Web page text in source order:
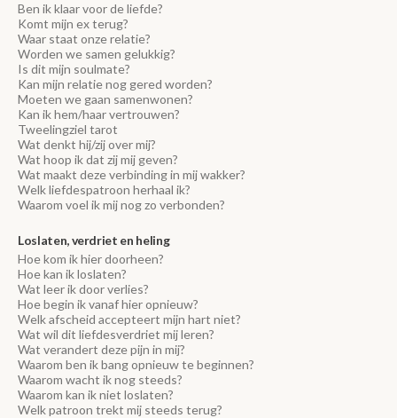
Ben ik klaar voor de liefde?
Komt mijn ex terug?
Waar staat onze relatie?
Worden we samen gelukkig?
Is dit mijn soulmate?
Kan mijn relatie nog gered worden?
Moeten we gaan samenwonen?
Kan ik hem/haar vertrouwen?
Tweelingziel tarot
Wat denkt hij/zij over mij?
Wat hoop ik dat zij mij geven?
Wat maakt deze verbinding in mij wakker?
Welk liefdespatroon herhaal ik?
Waarom voel ik mij nog zo verbonden?
Loslaten, verdriet en heling
Hoe kom ik hier doorheen?
Hoe kan ik loslaten?
Wat leer ik door verlies?
Hoe begin ik vanaf hier opnieuw?
Welk afscheid accepteert mijn hart niet?
Wat wil dit liefdesverdriet mij leren?
Wat verandert deze pijn in mij?
Waarom ben ik bang opnieuw te beginnen?
Waarom wacht ik nog steeds?
Waarom kan ik niet loslaten?
Welk patroon trekt mij steeds terug?